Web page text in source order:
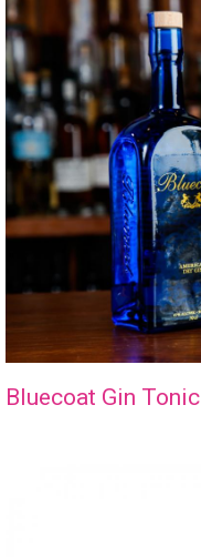
Bluecoat Gin Tonic